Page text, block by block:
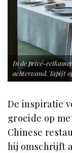
In de privé-
achterwand. Tapijt
De inspiratie
groeide op
Chinese
hij omschrijft